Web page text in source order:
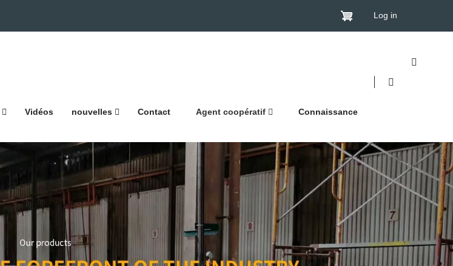
Log in
Vidéos nouvelles Contact Agent coopératif Connaissance